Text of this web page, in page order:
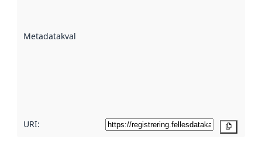
Metadatakvalitet
URI: